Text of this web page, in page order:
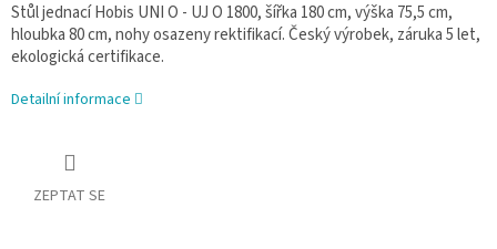
Stůl jednací Hobis UNI O - UJ O 1800, šířka 180 cm, výška 75,5 cm,
hloubka 80 cm, nohy osazeny rektifikací. Český výrobek, záruka 5 let,
ekologická certifikace.
Detailní informace
ZEPTAT SE